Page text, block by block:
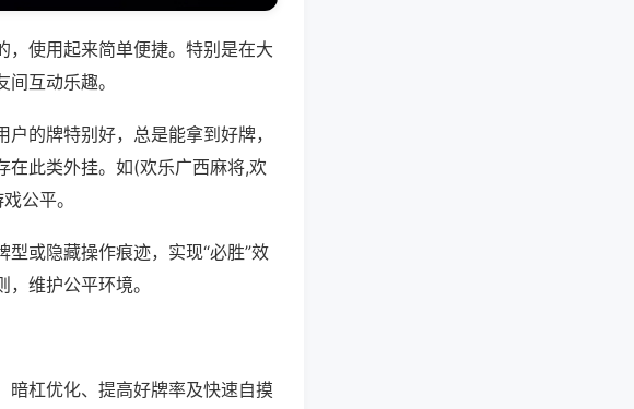
，使用起来简单便捷。特别是在大
互动乐趣。
的牌特别好，总是能拿到好牌，
在此类外挂。如(欢乐广西麻将,欢
公平。
或隐藏操作痕迹，实现“必胜”效
维护公平环境。
暗杠优化、提高好牌率及快速自摸